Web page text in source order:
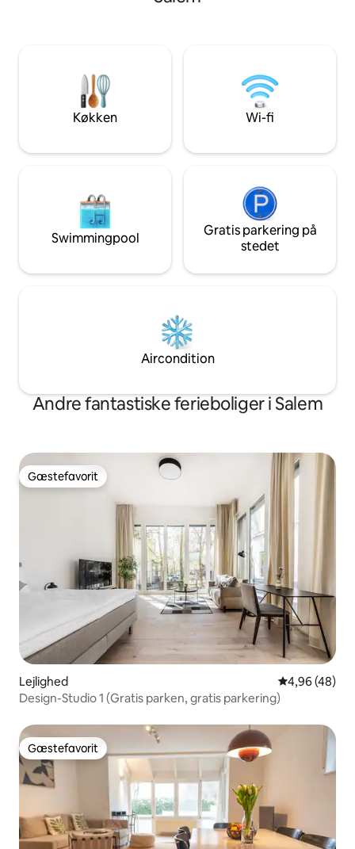
og ligger direkte ved søen. Rediger
og 1
2 personer.
Køkken Wi-fi
Swimmingpool
Gratis parkering på
stedet
Aircondition
Andre fantastiske ferieboliger i Salem
Gæstefavorit
Gæstefavorit
Lejlighed 4,96 ud af 5 i
4,96 (48)
Design-Studio 1 (Gratis parken, gratis parkering)
Gæstefavorit
Gæstefavorit